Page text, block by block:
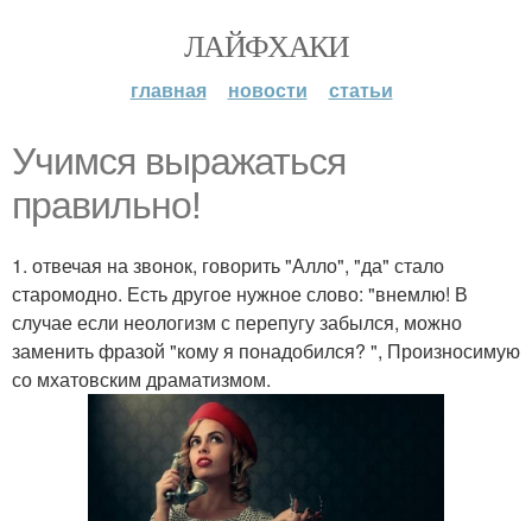
ЛАЙФХАКИ
главная новости статьи
Учимся выражаться
правильно!
1. отвечая на звонок, говорить "Алло", "да" стало
старомодно. Есть другое нужное слово: "внемлю! В
случае если неологизм с перепугу забылся, можно
заменить фразой "кому я понадобился? ", Произносимую
со мхатовским драматизмом.